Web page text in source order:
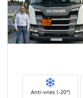
Anti-vries (-20°)